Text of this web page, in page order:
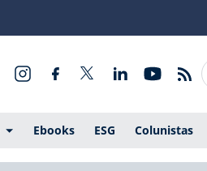
Ebooks ESG Colunistas